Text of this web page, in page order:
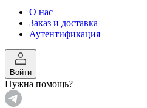
О нас
Заказ и доставка
Аутентификация
Войти
Нужна помощь?